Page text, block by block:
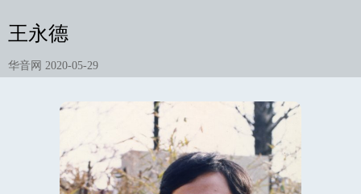
王永德
华音网 2020-05-29